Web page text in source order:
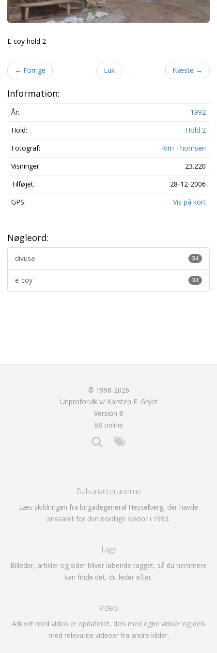
E-coy hold 2
← Forrige Luk Næste →
Information:
År:
1992
Hold:
Hold 2
Fotograf:
Kim Thomsen
Visninger:
23.220
Tilføjet:
28-12-2006
GPS:
Vis på kort
Nøgleord:
34
divusa
34
e-coy
© 1998-2026
Unprofor.dk v/ Karsten F. Gryet
Version 8
68 online
Balkanveteranerne
Læs skildringen fra brigadegeneral Hesselberg, der havde
ansvaret for den nordlige sektor i 1993.
Tags
Billeder, artikler og sider bliver løbende tagget, så du nemmere
kan finde det, du leder efter.
Video
Arkivet med video er opdateret, dels med egne vidoer og dels
med relevante videoer fra andre kilder.